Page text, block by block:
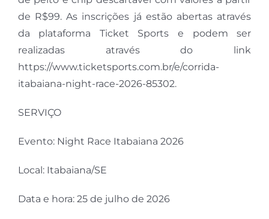
de R$99. As inscrições já estão abertas através
da plataforma Ticket Sports e podem ser
realizadas através do link
https://www.ticketsports.com.br/e/corrida-
itabaiana-night-race-2026-85302.
SERVIÇO
Evento: Night Race Itabaiana 2026
Local: Itabaiana/SE
Data e hora: 25 de julho de 2026